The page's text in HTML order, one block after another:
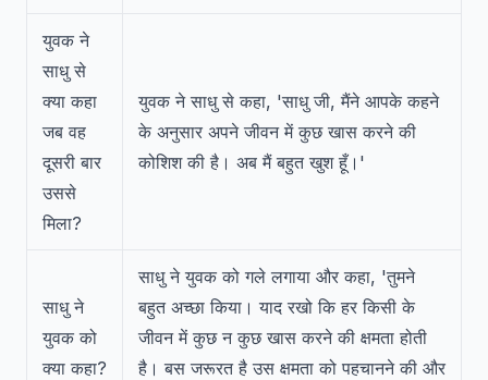
युवक ने
साधु से
क्या कहा
जब वह
दूसरी बार
उससे
मिला?
युवक ने साधु से कहा, 'साधु जी, मैंने आपके कहने
के अनुसार अपने जीवन में कुछ खास करने की
कोशिश की है। अब मैं बहुत खुश हूँ।'
साधु ने
युवक को
क्या कहा?
साधु ने युवक को गले लगाया और कहा, 'तुमने
बहुत अच्छा किया। याद रखो कि हर किसी के
जीवन में कुछ न कुछ खास करने की क्षमता होती
है। बस जरूरत है उस क्षमता को पहचानने की और